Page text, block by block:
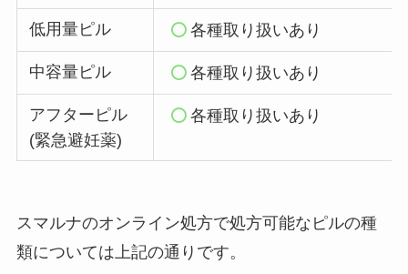
低用量ピル 各種取り扱いあり
中容量ピル 各種取り扱いあり
アフターピル
(緊急避妊薬)
各種取り扱いあり
スマルナのオンライン処方で処方可能なピルの種
類については上記の通りです。